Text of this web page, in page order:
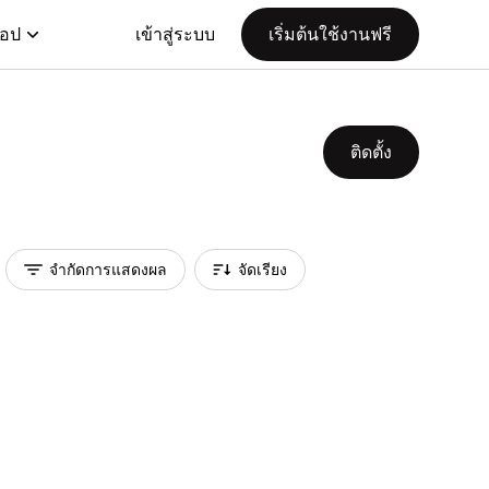
ป เข้าสู่ระบบ เริ่มต้นใช้งานฟรี
ติดตั้ง
จำกัดการแสดงผล จัดเรียง